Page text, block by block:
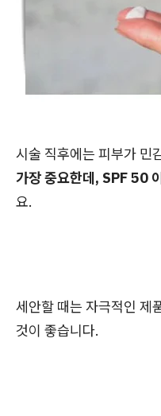
시술 직후에는 피부가 민
가장 중요한데, SPF 50
요.
세안할 때는 자극적인 제
것이 좋습니다.